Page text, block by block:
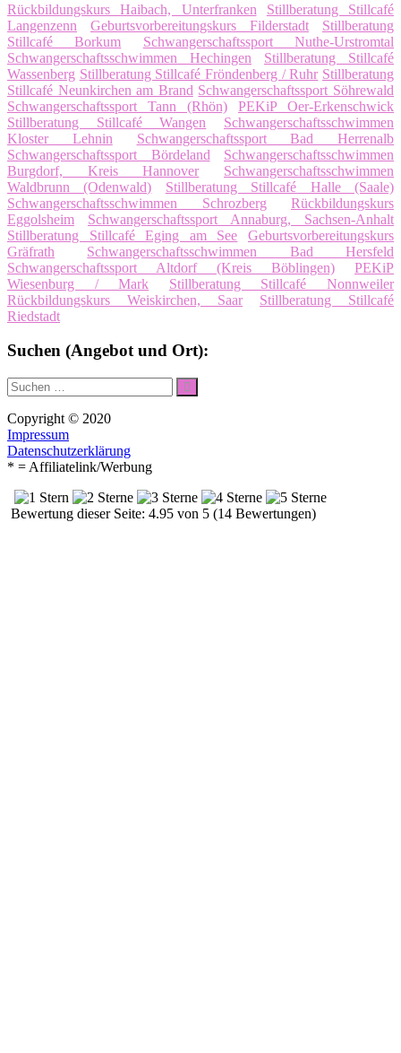
Rückbildungskurs Haibach, Unterfranken
Stillberatung Stillcafé
Langenzenn
Geburtsvorbereitungskurs Filderstadt
Stillberatung
Stillcafé Borkum
Schwangerschaftssport Nuthe-Urstromtal
Schwangerschaftsschwimmen Hechingen
Stillberatung Stillcafé
Wassenberg Stillberatung Stillcafé Fröndenberg / Ruhr Stillberatung
Stillcafé Neunkirchen am Brand Schwangerschaftssport Söhrewald
Schwangerschaftssport Tann (Rhön)
PEKiP Oer-Erkenschwick
Stillberatung Stillcafé Wangen
Schwangerschaftsschwimmen
Kloster Lehnin
Schwangerschaftssport Bad Herrenalb
Schwangerschaftssport Bördeland
Schwangerschaftsschwimmen
Burgdorf, Kreis Hannover
Schwangerschaftsschwimmen
Waldbrunn (Odenwald)
Stillberatung Stillcafé Halle (Saale)
Schwangerschaftsschwimmen Schrozberg
Rückbildungskurs
Eggolsheim
Schwangerschaftssport Annaburg, Sachsen-Anhalt
Stillberatung Stillcafé Eging am See
Geburtsvorbereitungskurs
Gräfrath
Schwangerschaftsschwimmen Bad Hersfeld
Schwangerschaftssport Altdorf (Kreis Böblingen)
PEKiP
Wiesenburg / Mark
Stillberatung Stillcafé Nonnweiler
Rückbildungskurs Weiskirchen, Saar
Stillberatung Stillcafé
Riedstadt
Suchen (Angebot und Ort):
Suche
nach:
Suchen
Copyright © 2020
Impressum
Datenschutzerklärung
* = Affiliatelink/Werbung
Bewertung dieser Seite: 4.95 von 5 (14 Bewertungen)